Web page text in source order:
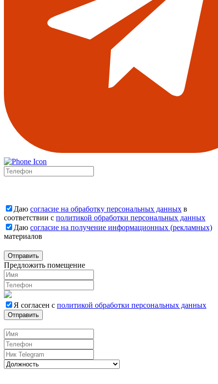
Даю согласие на обработку персональных данных в
соответствии с политикой обработки персональных данных
Даю согласие на получение информационных (рекламных)
материалов
Отправить
Предложить помещение
Я согласен с политикой обработки персональных данных
Отправить